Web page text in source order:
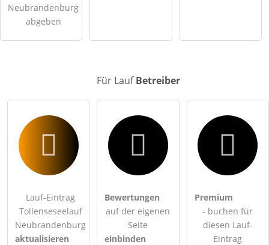
öffentliche Frage stellen
Hinweis:Bitte beachten Sie, öffentliche Fragen sindfür alle
Eintrag zu stellen.
Neubrandenburg
abgeben
Für LaufBetreiber
Lauf-Eintrag
Tollenseseelauf
Neubrandenburg
aktualisieren
Bewertungen
auf der eigenen
Seite
einbinden
Premium
- buchen für
diesen Lauf-
Eintrag